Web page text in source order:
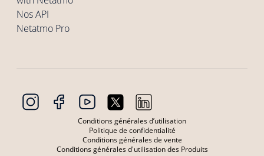
Nos API
Netatmo Pro
Conditions générales d’utilisation
Politique de confidentialité
Conditions générales de vente
Conditions générales d'utilisation des Produits